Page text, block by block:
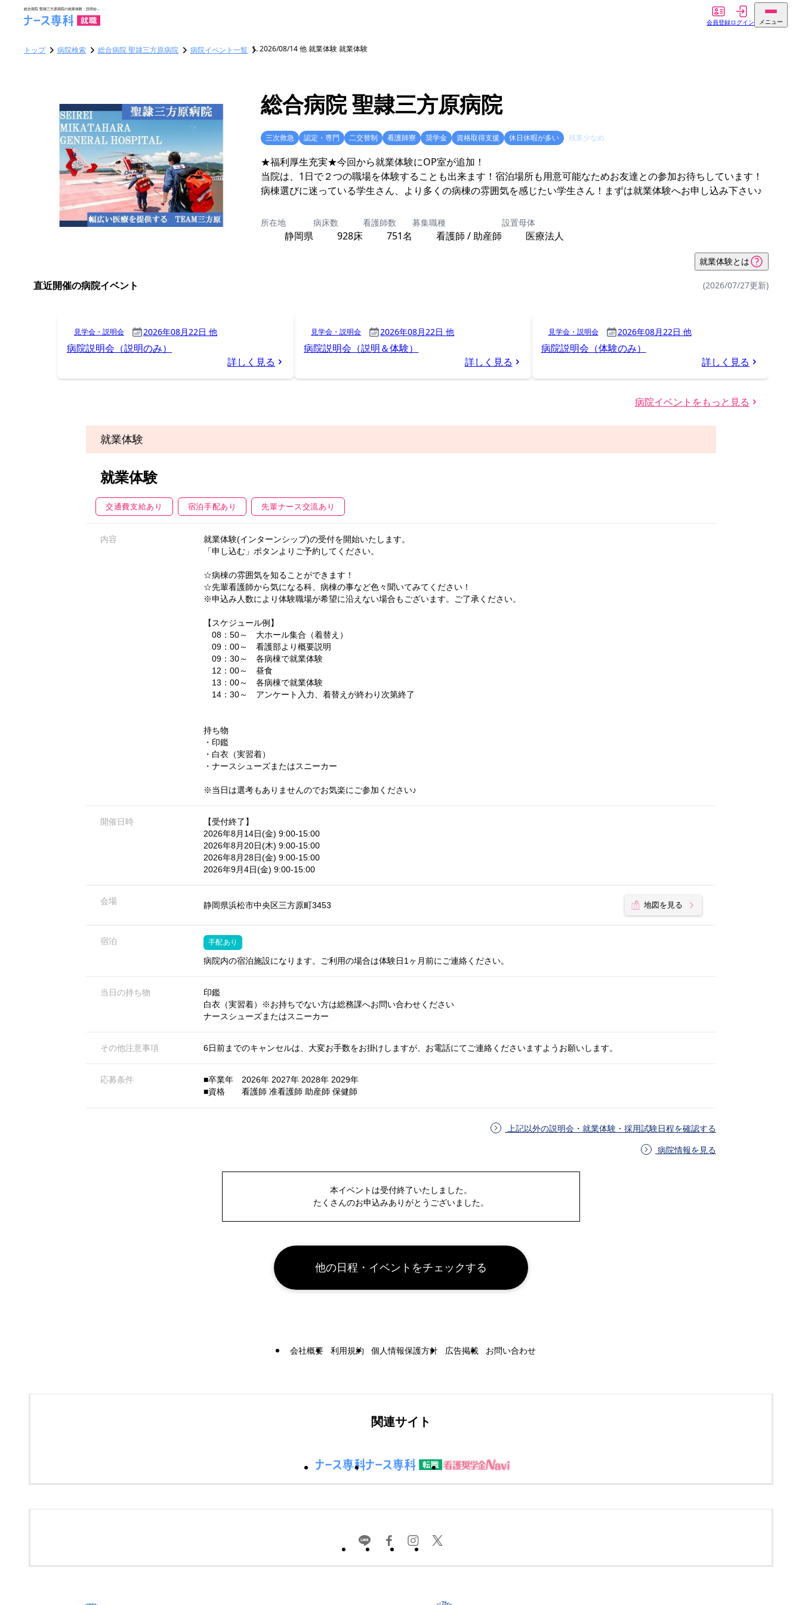
就業体験
就業体験
交通費支給あり 宿泊手配あり 先輩ナース交流あり
内容
就業体験(インターンシップ)の受付を開始いたします。
「申し込む」ボタンよりご予約してください。
☆病棟の雰囲気を知ることができます！
☆先輩看護師から気になる科、病棟の事など色々聞いてみてください！
※申込み人数により体験職場が希望に沿えない場合もございます。ご了承ください。
【スケジュール例】
08：50～ 大ホール集合（着替え）
09：00～ 看護部より概要説明
09：30～ 各病棟で就業体験
12：00～ 昼食
13：00～ 各病棟で就業体験
14：30～ アンケート入力、着替えが終わり次第終了
持ち物
・印鑑
・白衣（実習着）
・ナースシューズまたはスニーカー
※当日は選考もありませんのでお気楽にご参加ください♪
開催日時
【受付終了】
2026年8月14日(金) 9:00-15:00
2026年8月20日(木) 9:00-15:00
2026年8月28日(金) 9:00-15:00
2026年9月4日(金) 9:00-15:00
会場 静岡県浜松市中央区三方原町3453 地図を見る
宿泊 手配あり
病院内の宿泊施設になります。ご利用の場合は体験日1ヶ月前にご連絡ください。
当日の持ち物
印鑑
白衣（実習着）※お持ちでない方は総務課へお問い合わせください
ナースシューズまたはスニーカー
その他注意事項 6日前までのキャンセルは、大変お手数をお掛けしますが、お電話にてご連絡くださいますようお願いします。
応募条件
■卒業年 2026年 2027年 2028年 2029年
■資格 看護師 准看護師 助産師 保健師
上記以外の説明会・就業体験・採用試験日程を確認する
病院情報を見る
本イベントは受付終了いたしました。
たくさんのお申込みありがとうございました。
他の日程・イベントをチェックする